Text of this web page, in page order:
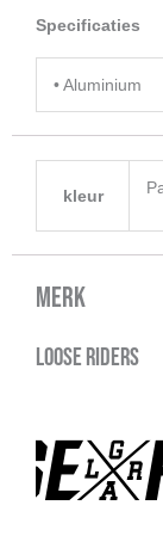
Specificaties
• Aluminium
kleur
Merk
Loose Riders